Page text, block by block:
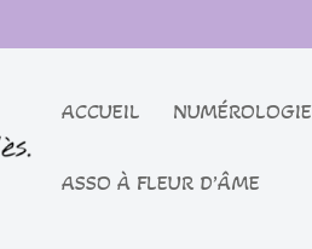
ACCUEIL NUMÉROLOGIE
ASSO À FLEUR D’ÂME